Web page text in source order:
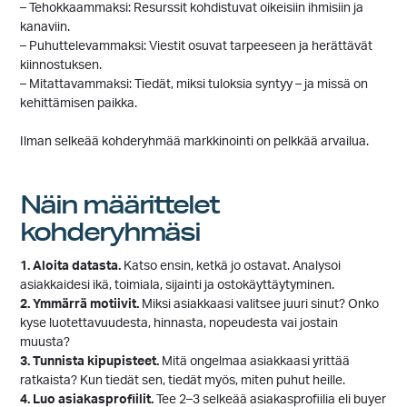
– Tehokkaammaksi: Resurssit kohdistuvat oikeisiin ihmisiin ja
kanaviin.
– Puhuttelevammaksi: Viestit osuvat tarpeeseen ja herättävät
kiinnostuksen.
– Mitattavammaksi: Tiedät, miksi tuloksia syntyy – ja missä on
kehittämisen paikka.
Ilman selkeää kohderyhmää markkinointi on pelkkää arvailua.
Näin määrittelet
kohderyhmäsi
1. Aloita datasta. Katso ensin, ketkä jo ostavat. Analysoi
asiakkaidesi ikä, toimiala, sijainti ja ostokäyttäytyminen.
2. Ymmärrä motiivit. Miksi asiakkaasi valitsee juuri sinut? Onko
kyse luotettavuudesta, hinnasta, nopeudesta vai jostain
muusta?
3. Tunnista kipupisteet. Mitä ongelmaa asiakkaasi yrittää
ratkaista? Kun tiedät sen, tiedät myös, miten puhut heille.
4. Luo asiakasprofiilit. Tee 2–3 selkeää asiakasprofiilia eli buyer